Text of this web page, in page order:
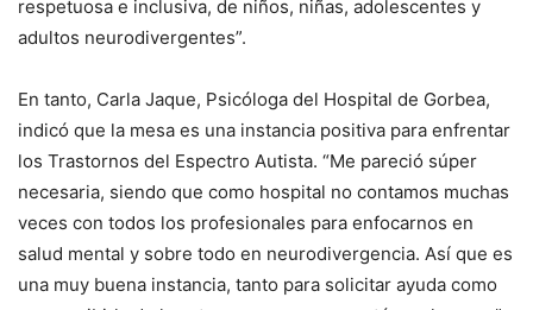
respetuosa e inclusiva, de niños, niñas, adolescentes y
adultos neurodivergentes”.
En tanto, Carla Jaque, Psicóloga del Hospital de Gorbea,
indicó que la mesa es una instancia positiva para enfrentar
los Trastornos del Espectro Autista. “Me pareció súper
necesaria, siendo que como hospital no contamos muchas
veces con todos los profesionales para enfocarnos en
salud mental y sobre todo en neurodivergencia. Así que es
una muy buena instancia, tanto para solicitar ayuda como